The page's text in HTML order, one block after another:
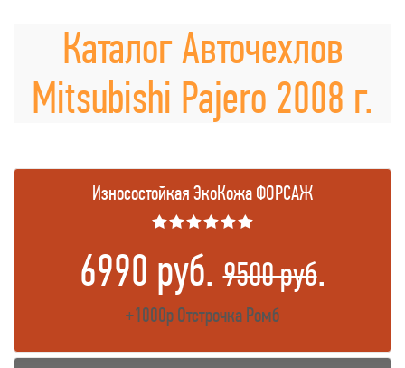
Каталог Авточехлов
Mitsubishi Pajero 2008 г.
Износостойкая ЭкоКожа ФОРСАЖ
★★★★★★
6990 руб.9500 руб.
+1000р Отстрочка Ромб